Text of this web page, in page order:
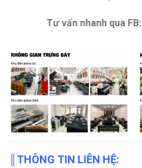
Tư vấn nhanh qua FB:
THÔNG TIN LIÊN HỆ: